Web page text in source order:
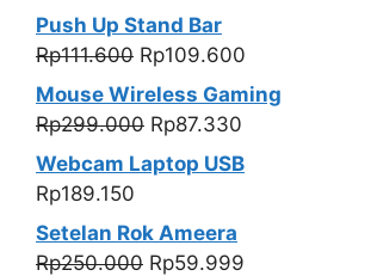
aslinya
adalah:
Rp115.000.
ini
Rp57.800.
Push Up Stand Bar
Rp111.600 Harga
aslinya
adalah:
Rp111.600.
Rp109.600
saat
Mouse Wireless Gaming
Rp299.000 Harga
aslinya
adalah:
Rp87.330
saat
Webcam Laptop USB
Rp189.150
Setelan Rok Ameera
Rp250.000 Harga
Rp59.999